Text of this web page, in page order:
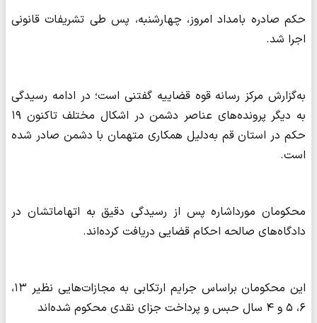
حکم صادره بامداد امروز، چهارشنبه، پس طی تشریفات قانونی
اجرا شد.
به‌گزارش مرکز رسانه قوه قضاییه گفتنی است؛ در ادامه رسیدگی
به دیگر پرونده‌های عناصر دشمن در اشکال مختلف تاکنون ۱۹
حکم در استان قم به‌دلیل همکاری متهمان با دشمن صادر شده
است.
محکومان مورداشاره پس از رسیدگی دقیق به اتهاماتشان در
دادگاه‌های صالحه احکام قضایی دریافت کرده‌اند.
این محکومان براساس جرایم ارتکابی به مجازات‌هایی نظیر ۱۳،
۶، ۵ و ۴ سال حبس و پرداخت جزای نقدی محکوم شده‌اند